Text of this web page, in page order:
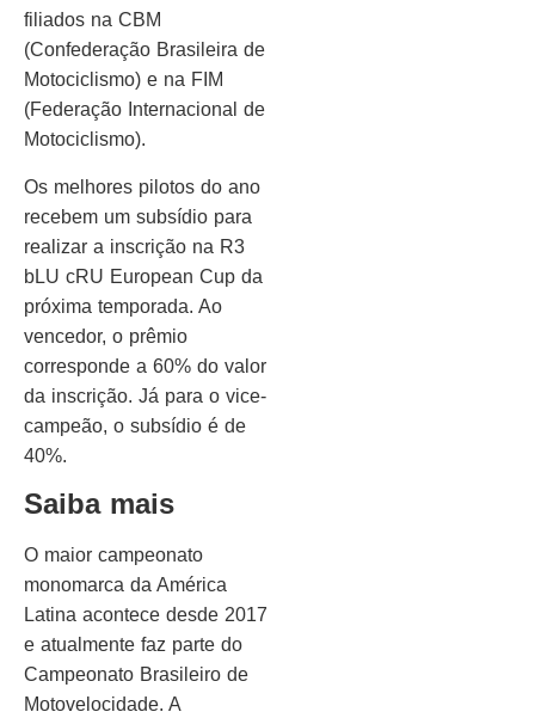
filiados na CBM
(Confederação Brasileira de
Motociclismo) e na FIM
(Federação Internacional de
Motociclismo).
Os melhores pilotos do ano
recebem um subsídio para
realizar a inscrição na R3
bLU cRU European Cup da
próxima temporada. Ao
vencedor, o prêmio
corresponde a 60% do valor
da inscrição. Já para o vice-
campeão, o subsídio é de
40%.
Saiba mais
O maior campeonato
monomarca da América
Latina acontece desde 2017
e atualmente faz parte do
Campeonato Brasileiro de
Motovelocidade. A